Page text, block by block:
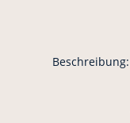
Beschreibung: